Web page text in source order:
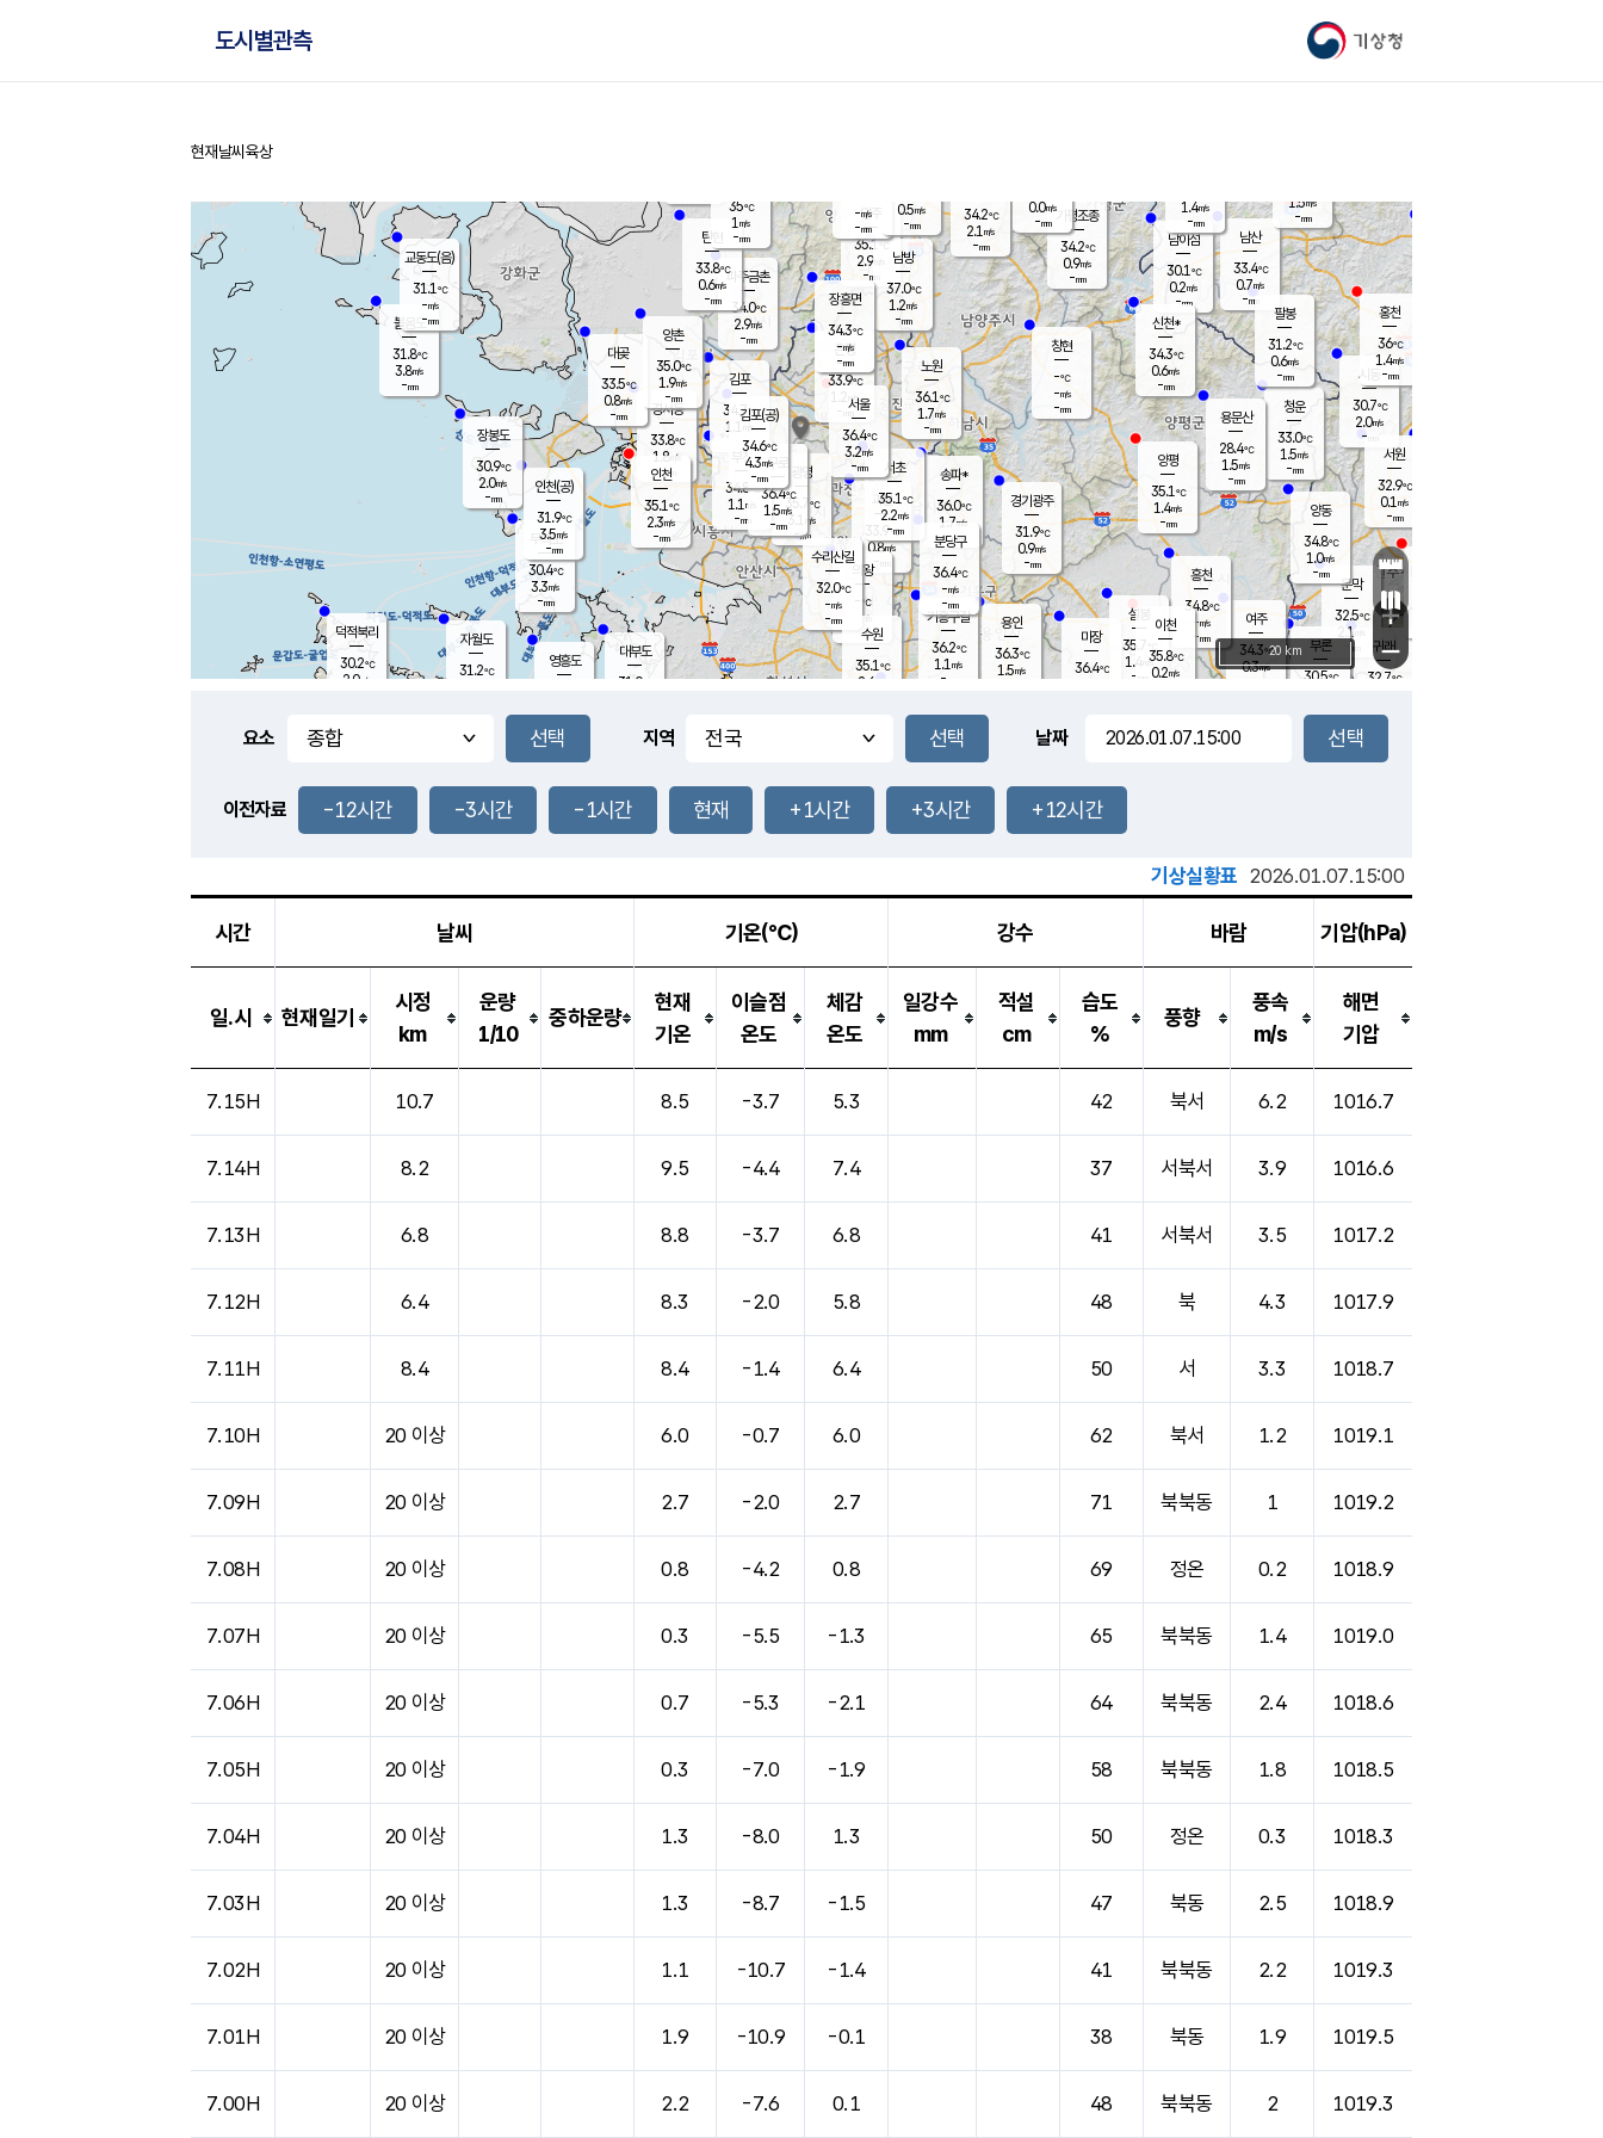
기상청
도시별관측
홈
현재날씨 육상
풍도
4.7m/s
문막
32.5℃
2.1m/s
mm
남이섬
30.1℃
0.2m/s
-mm
무의도
30.4℃
3.3m/s
-mm
영흥도
볼음도
31.8℃
3.8m/s
-mm
자월도
31.2℃
양주
35.1℃
2.9
-mm
부론
30.5℃
과천
33.9℃
0.8m/s
- mm
남산
33.4℃
0.7m/s
-mm
장봉도
30.9℃
2.0m/s
-mm
-mm
청운
33.0℃
1.5m/s
-mm
팔봉
31.2℃
0.6m/s
-mm
-mm
용인
36.3℃
1.5m/s
여주
34.3℃
0.3m/s
양동
34.8℃
1.0m/s
-mm
경기광주
31.9℃
0.9m/s
-mm
장호원
1.4m/s
-mm
32.8
℃
대부도
31.0
-
경서동
33.8℃
1.8 m/s
-mm
파주금촌
34.0℃
2.9m/s
-mm
가평조종
34.2℃
0.9m/s
-mm
34.2℃
2.1 m/s
-mm
대곶
33.5℃
0.8m/s
-mm
신천*
34.3℃
0.6m/s
-mm
창현
-℃
-m/s
-mm
탄현
33.8℃
0.6m/s
-mm
0.0m/s
-mm
37.3℃
0.2m/s
-mm
흥천
34.8℃
-m/s
-mm
마장
36.4℃
의왕
- ℃
m/s
mm
김포
34.7℃
1.1 m/s
mm
설봉
35.7
1.4 m/s
- mm
광명
35.7 ℃
3.1 m/s
-mm
부천
34.8℃
1.1 m/s
-mm
-mm
양촌
35.0℃
1.9m/s
-mm
구로
36.4℃
1.5m/s
-mm
은평
33.9℃
1.2 m/s
- mm
노원
36.1℃
1.7m/s
-mm
송파*
36.0℃
1.7m/s
-mm
서초
35.1℃
2.2m/s
-mm
남방
37.0℃
1.2m/s
-mm
기흥구갈
36.2℃
1.1 m/s
-
수리산길
32.0℃
-m/s
-mm
분당구
36.4℃
-m/s
-mm
장흥면
34.3℃
-m/s
-mm
-m/s
-mm
시동
30.7℃
2.0m/s
- mm
귀래
32.7℃
서원
32.9℃
0.1 m/s
-mm
용문산
28.4℃
1.5m/s
-mm
덕적북리
30.2℃
2.0m/s
인천(공)
31.9℃
3.5m/s
-mm
김포(공)
34.6℃
4.3m/s
-mm
교동도(음)
31.1℃
-m/s
-mm
홍천
36℃
1.4m/s
-mm
이천
35.8℃
0.2m/s
양평
35.1℃
1.4m/s
-mm
수원
35.1℃
2.6 m/s
인천
35.1℃
2.3m/s
-mm
서울
36.4℃
3.2m/s
-mm
1.5m/s
-mm
35℃
1 m/s
-mm
0.5m/s
-mm
+
−
20 km
요소 지역 날짜
이전자료 -12시간 -3시간 -1시간 현재 +1시간 +3시간 +12시간
기상실황표 2026.01.07.15:00
시간 날씨 기온(℃) 강수 바람 기압(hPa)
일.시 현재일기
시정
km
운량
1/10
중하운량
현재
기온
이슬점
온도
체감
온도
일강수
mm
적설
cm
습도
%
풍향
풍속
m/s
해면
기압
7.15H 10.7 8.5 -3.7 5.3 42 북서 6.2 1016.7
7.14H 8.2 9.5 -4.4 7.4 37 서북서 3.9 1016.6
7.13H 6.8 8.8 -3.7 6.8 41 서북서 3.5 1017.2
7.12H 6.4 8.3 -2.0 5.8 48 북 4.3 1017.9
7.11H 8.4 8.4 -1.4 6.4 50 서 3.3 1018.7
7.10H 20 이상 6.0 -0.7 6.0 62 북서 1.2 1019.1
7.09H 20 이상 2.7 -2.0 2.7 71 북북동 1 1019.2
7.08H 20 이상 0.8 -4.2 0.8 69 정온 0.2 1018.9
7.07H 20 이상 0.3 -5.5 -1.3 65 북북동 1.4 1019.0
7.06H 20 이상 0.7 -5.3 -2.1 64 북북동 2.4 1018.6
7.05H 20 이상 0.3 -7.0 -1.9 58 북북동 1.8 1018.5
7.04H 20 이상 1.3 -8.0 1.3 50 정온 0.3 1018.3
7.03H 20 이상 1.3 -8.7 -1.5 47 북동 2.5 1018.9
7.02H 20 이상 1.1 -10.7 -1.4 41 북북동 2.2 1019.3
7.01H 20 이상 1.9 -10.9 -0.1 38 북동 1.9 1019.5
7.00H 20 이상 2.2 -7.6 0.1 48 북북동 2 1019.3